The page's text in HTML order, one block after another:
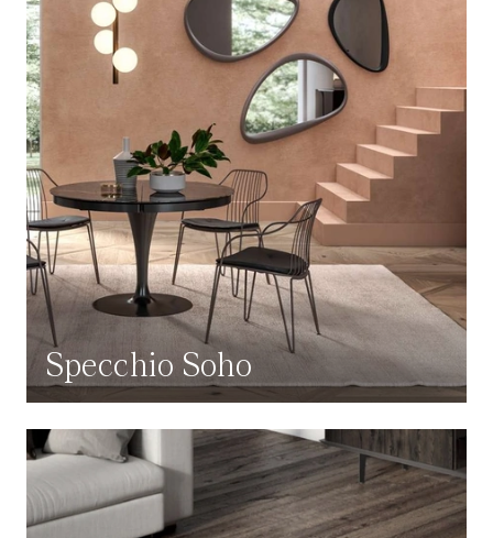
Specchio Soho